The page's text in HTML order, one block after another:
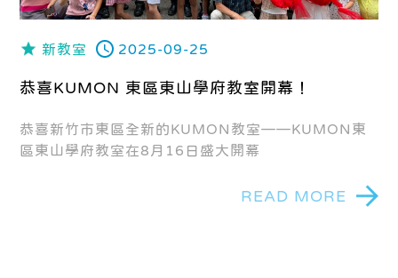
新教室 2025-09-25
恭喜KUMON 東區東山學府教室開幕！
恭喜新竹市東區全新的KUMON教室——KUMON東
區東山學府教室在8月16日盛大開幕
READ MORE